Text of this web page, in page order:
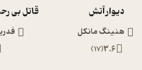
دیوار آتش
هنینگ مانکل
3.6
(
17
)